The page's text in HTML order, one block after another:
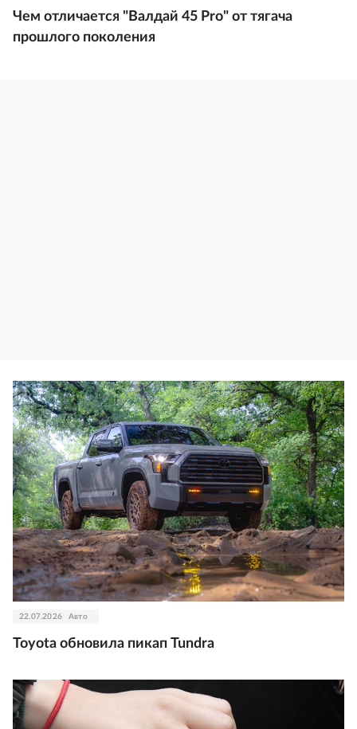
Чем отличается "Валдай 45 Pro" от тягача
прошлого поколения
22.07.2026 Авто
Toyota обновила пикап Tundra